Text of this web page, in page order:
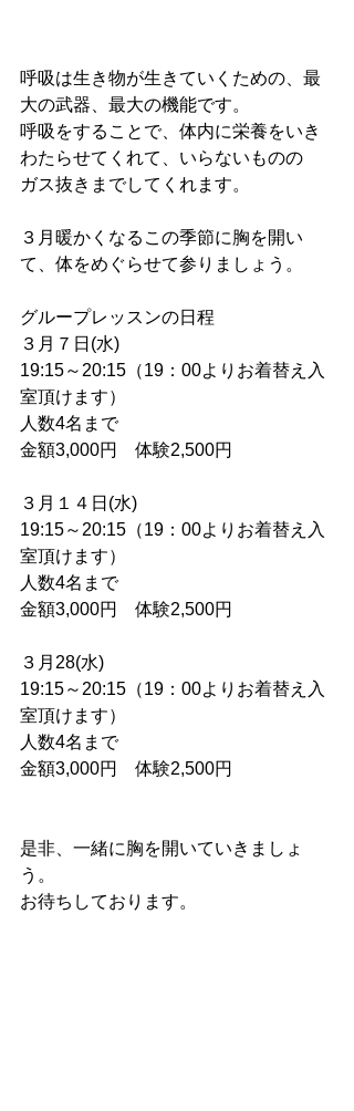
呼吸は生き物が生きていくための、最
大の武器、最大の機能です。
呼吸をすることで、体内に栄養をいき
わたらせてくれて、いらないものの
ガス抜きまでしてくれます。
３月暖かくなるこの季節に胸を開い
て、体をめぐらせて参りましょう。
グループレッスンの日程
３月７日(水)
19:15～20:15（19：00よりお着替え入
室頂けます）
人数4名まで
金額3,000円　体験2,500円
３月１４日(水)
19:15～20:15（19：00よりお着替え入
室頂けます）
人数4名まで
金額3,000円　体験2,500円
３月28(水)
19:15～20:15（19：00よりお着替え入
室頂けます）
人数4名まで
金額3,000円　体験2,500円
是非、一緒に胸を開いていきましょ
う。
お待ちしております。